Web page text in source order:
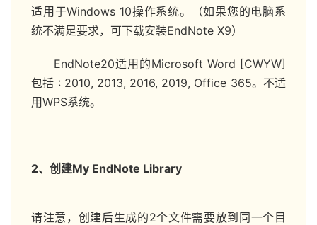
适用于Windows 10操作系统。（如果您的电脑系
统不满足要求，可下载安装EndNote X9）
EndNote20适用的Microsoft Word [CWYW]
包括 : 2010, 2013, 2016, 2019, Office 365。不适
用WPS系统。
2、创建My EndNote Library
请注意，创建后生成的2个文件需要放到同一个目